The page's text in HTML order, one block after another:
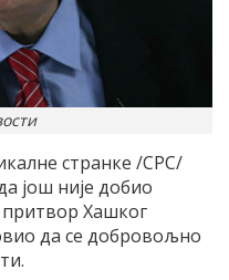
странке /СРС/
још није добио
притвор Хашког
да се добровољно